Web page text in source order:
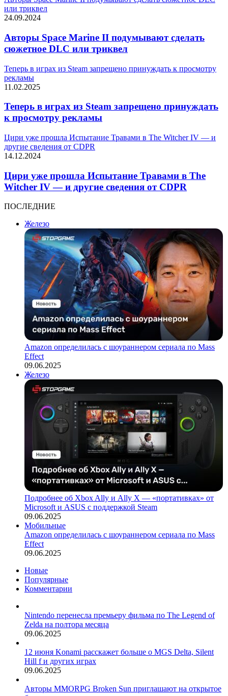
или триквел
24.09.2024
Авторы Space Marine II подумывают сделать
сюжетное DLC или триквел
Теперь в играх из Steam запрещено принуждать к просмотру
рекламы
11.02.2025
Теперь в играх из Steam запрещено принуждать
к просмотру рекламы
Цири уже прошла Испытание Травами в The Witcher IV — и
другие сведения от CDPR
14.12.2024
Цири уже прошла Испытание Травами в The
Witcher IV — и другие сведения от CDPR
ПОСЛЕДНИЕ
Железо
Amazon определилась с шоураннером сериала по Mass
Effect
09.06.2025
Железо
Подробнее об Xbox Ally и Ally X — «портативках» от
Microsoft и ASUS с поддержкой Steam
09.06.2025
Мобильные
Amazon определилась с шоураннером сериала по Mass
Effect
09.06.2025
Новые
Популярные
Комментарии
Nintendo перенесла премьеру фильма по The Legend of
Zelda на полтора месяца
09.06.2025
12 июня Konami расскажет больше о MGS Delta, Silent
Hill f и других играх
09.06.2025
Авторы MMORPG Broken Sun приглашают на открытое